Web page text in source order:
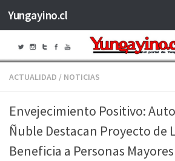
Saltar al contenido
Yungayino.cl
ACTUALIDAD / NOTICIAS
Envejecimiento Positivo:
Ñuble Destacan Proyecto de
Beneficia a Personas Mayores